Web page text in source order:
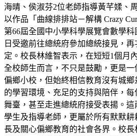
海晴、侯淑芬2位老師指導黃芊媃、
以作品「曲線排排站－解構 Crazy
第66屆全國中小學科學展覽會數學
日受邀前往總統府參加總統接見，
定。校長林維智表示，在短短1個月
全校師生而言，不只是鼓勵，更是
偏鄉小校，但始終相信教育沒有城
的學習環境、充足的支持與陪伴，
舞臺，甚至走進總統府接受表揚。
學生及指導老師，更屬於所有默默
長及關心偏鄉教育的社會各界。校